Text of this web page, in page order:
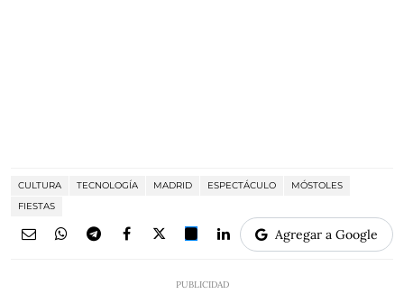
CULTURA TECNOLOGÍA MADRID ESPECTÁCULO
MÓSTOLES
FIESTAS
Agregar a Google